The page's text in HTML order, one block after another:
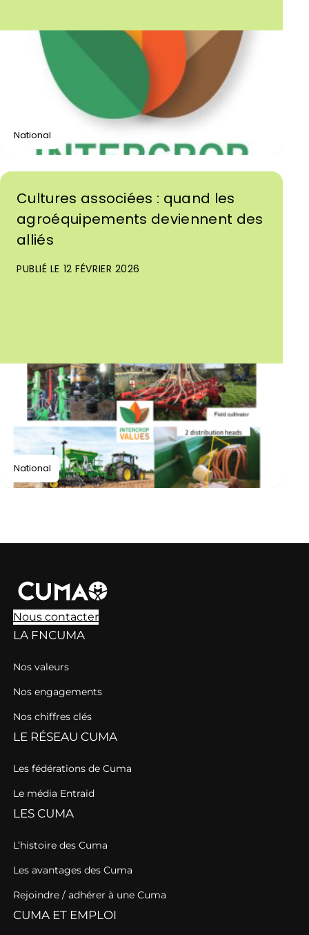
National
Cultures associées : quand les
agroéquipements deviennent des
alliés
PUBLIÉ LE 12 FÉVRIER 2026
National
Nous contacter
LA FNCUMA
Nos valeurs
Nos engagements
Nos chiffres clés
LE RÉSEAU CUMA
Les fédérations de Cuma
Le média Entraid
LES CUMA
L’histoire des Cuma
Les avantages des Cuma
Rejoindre / adhérer à une Cuma
CUMA ET EMPLOI